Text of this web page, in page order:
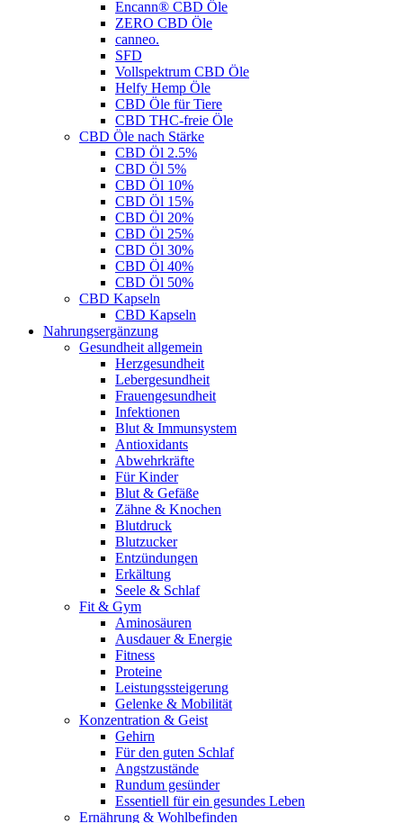
Encann® CBD Öle
ZERO CBD Öle
canneo.
SFD
Vollspektrum CBD Öle
Helfy Hemp Öle
CBD Öle für Tiere
CBD THC-freie Öle
CBD Öle nach Stärke
CBD Öl 2.5%
CBD Öl 5%
CBD Öl 10%
CBD Öl 15%
CBD Öl 20%
CBD Öl 25%
CBD Öl 30%
CBD Öl 40%
CBD Öl 50%
CBD Kapseln
CBD Kapseln
Nahrungsergänzung
Gesundheit allgemein
Herzgesundheit
Lebergesundheit
Frauengesundheit
Infektionen
Blut & Immunsystem
Antioxidants
Abwehrkräfte
Für Kinder
Blut & Gefäße
Zähne & Knochen
Blutdruck
Blutzucker
Entzündungen
Erkältung
Seele & Schlaf
Fit & Gym
Aminosäuren
Ausdauer & Energie
Fitness
Proteine
Leistungssteigerung
Gelenke & Mobilität
Konzentration & Geist
Gehirn
Für den guten Schlaf
Angstzustände
Rundum gesünder
Essentiell für ein gesundes Leben
Ernährung & Wohlbefinden